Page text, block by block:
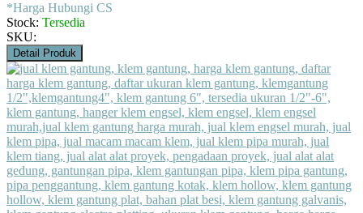
*Harga Hubungi CS
Stock: Tersedia
SKU:
Detail Produk